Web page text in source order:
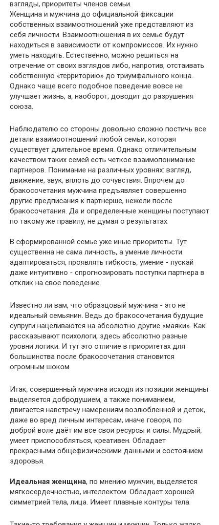
взгляды, приоритеты членов семьи.
Женщина и мужчина до официальной фиксации
собственных взаимоотношений уже представляют из
себя личности. Взаимоотношения в их семье будут
находиться в зависимости от компромиссов. Их нужно
уметь находить. Естественно, можно решиться на
отречение от своих взглядов либо, напротив, отстаивать
собственную «территорию» до триумфального конца.
Однако чаще всего подобное поведение вовсе не
улучшает жизнь, а, наоборот, доводит до разрушения
союза.
Наблюдателю со стороны довольно сложно постичь все
детали взаимоотношений любой семьи, которая
существует длительное время. Однако отличительным
качеством таких семей есть четкое взаимопонимание
партнеров. Понимание на различных уровнях: взгляд,
движение, звук, вплоть до сочувствия. Впрочем до
бракосочетания мужчина предъявляет совершенно
другие предписания к партнерше, нежели после
бракосочетания. Да и определенные женщины поступают
по такому же правилу, не думая о результатах.
В сформированной семье уже иные приоритеты. Тут
существенна не сама личность, а умение личности
адаптироваться, проявлять гибкость, умение - пускай
даже интуитивно - спрогнозировать поступки партнера в
отклик на свое поведение.
Известно ли вам, что образцовый мужчина - это не
идеальный семьянин. Ведь до бракосочетания будущие
супруги нацеливаются на абсолютно другие «маяки». Как
рассказывают психологи, здесь абсолютно разные
уровни логики. И тут это отличие в приоритетах для
большинства после бракосочетания становится
огромным шоком.
Итак, совершенный мужчина исходя из позиции женщины
выделяется добродушием, а также пониманием,
двигается навстречу намерениям возлюбленной и деток,
даже во вред личным интересам, иначе говоря, по
доброй воле даёт им все свои ресурсы и силы. Мудрый,
умеет приспособляться, креативен. Обладает
прекрасными общефизическими данными и состоянием
здоровья.
Идеальная женщина, по мнению мужчин, выделяется
мягкосердечностью, интеллектом. Обладает хорошей
симметрией тела, лица. Имеет плавные контуры тела.